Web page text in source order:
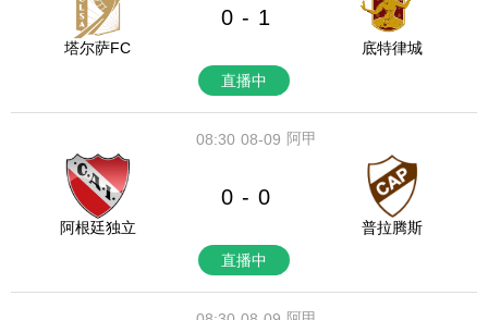
塔尔萨FC
0 - 1
底特律城
直播中
08-09
08:30 阿甲
阿根廷独立
0 - 0
普拉腾斯
直播中